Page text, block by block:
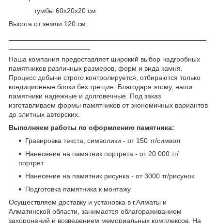
тумбы 60х20х20 см
Высота от земли 120 см.
Наша компания предоставляет широкий выбор надгробных
памятников различных размеров, форм и вида камня.
Процесс добычи строго контролируется, отбираются только
кондиционные блоки без трещин. Благодаря этому, наши
памятники надежные и долговечные. Под заказ
изготавливаем формы памятников от экономичных вариантов
до элитных авторских.
Выполняем работы по оформлению памятника:
Гравировка текста, символики - от 150 тг/символ
Нанесение на памятник портрета - от 20 000 тг/
портрет
Нанесение на памятник рисунка - от 3000 тг/рисунок
Подготовка памятника к монтажу
Осуществляем доставку и установка в г.Алматы и
Алматинской области, занимается облагораживанием
захоронений и возведением мемориальных комплексов. На